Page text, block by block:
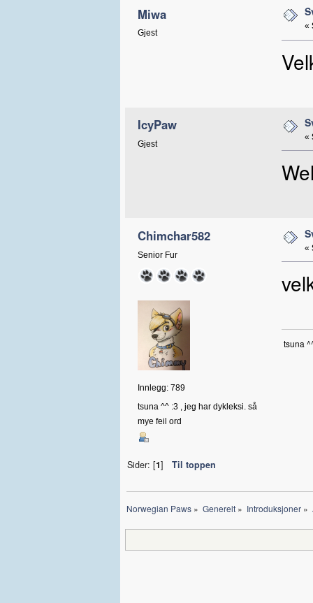
Miwa
Gjest
«
IcyPaw
Gjest
«
Chimchar582
Senior Fur
Innlegg: 789
tsuna ^^ :3 , jeg har dykleksi. så
mye feil ord
«
tsuna
Sider: [1] Til toppen
Norwegian Paws » Generelt» Introduksjoner»